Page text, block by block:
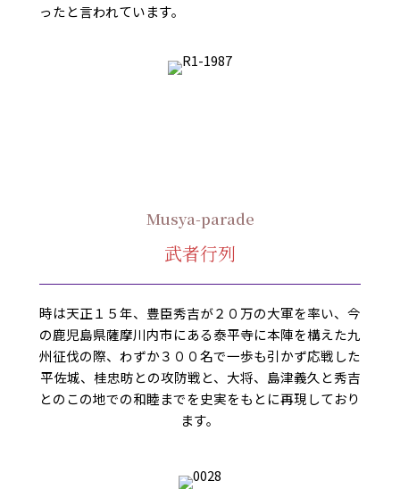
ったと言われています。
Musya-parade
武者行列
時は天正１５年、豊臣秀吉が２０万の大軍を率い、今
の鹿児島県薩摩川内市にある泰平寺に本陣を構えた九
州征伐の際、わずか３００名で一歩も引かず応戦した
平佐城、桂忠昉との攻防戦と、大将、島津義久と秀吉
とのこの地での和睦までを史実をもとに再現しており
ます。